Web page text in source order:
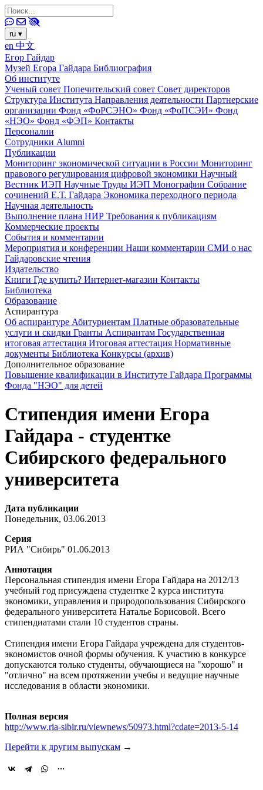
ru ▾
en 中文
Егор Гайдар
Музей Егора Гайдара Библиография
Об институте
Ученый совет Попечительский совет Совет директоров
Структура Института Направления деятельности Партнерские
организации Фонд «ФоРСЭНО» Фонд «ФоПСЭИ» Фонд
«НЭО» Фонд «ФЭП» Контакты
Персоналии
Сотрудники Alumni
Публикации
Мониторинг экономической ситуации в России Мониторинг
правового регулирования цифровой экономики Научный
Вестник ИЭП Научные Труды ИЭП Монографии Собрание
сочинений Е.Т. Гайдара Экономика переходного периода
Научная деятельность
Выполнение плана НИР Требования к публикациям
Коммерческие проекты
События и комментарии
Мероприятия и конференции Наши комментарии СМИ о нас
Гайдаровские чтения
Издательство
Книги Где купить? Интернет-магазин Контакты
Библиотека
Образование
Аспирантура
Об аспирантуре Абитуриентам Платные образовательные
услуги и скидки Гранты Аспирантам Государственная
итоговая аттестация Итоговая аттестация Нормативные
документы Библиотека Конкурсы (архив)
Дополнительное образование
Повышение квалификации в Институте Гайдара Программы
Фонда "НЭО" для детей
Стипендия имени Егора
Гайдара - студентке
Сибирского федерального
университета
Дата публикации
Понедельник, 03.06.2013
Серия
РИА "Сибирь" 01.06.2013
Аннотация
Персональная стипендия имени Егора Гайдара на 2012/13
учебный год присуждена студентке 2 курса института
экономики, управления и природопользования Сибирского
федерального университета Наталье Борисовой. Всего
стипендиатами стали 10 студентов страны.
Стипендия имени Егора Гайдара учреждена для студентов-
экономистов очной формы обучения. К участию в конкурсе
допускаются только студенты, обучающиеся на "хорошо" и
"отлично" на всем протяжении учебы и ведущие научные
исследования в области экономики.
Полная версия
http://www.ria-sibir.ru/viewnews/50973.html?cdate=2013-5-14
Перейти к другим выпускам →